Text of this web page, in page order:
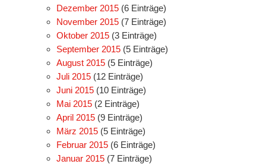
Dezember 2015 (6 Einträge)
November 2015 (7 Einträge)
Oktober 2015 (3 Einträge)
September 2015 (5 Einträge)
August 2015 (5 Einträge)
Juli 2015 (12 Einträge)
Juni 2015 (10 Einträge)
Mai 2015 (2 Einträge)
April 2015 (9 Einträge)
März 2015 (5 Einträge)
Februar 2015 (6 Einträge)
Januar 2015 (7 Einträge)